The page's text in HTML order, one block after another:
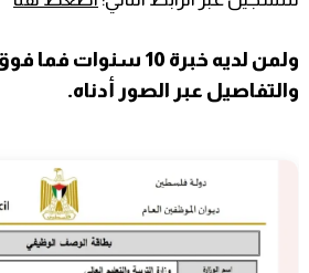
ولمن لديه خبرة 10
والتفاصيل عبر الصور أدناه.